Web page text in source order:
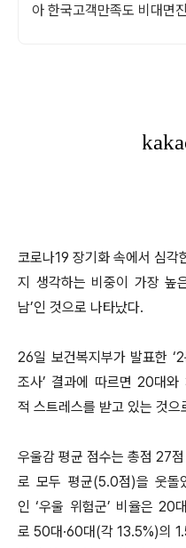
아 한국고객만족도 비대면
코로나19 장기화 속에서 심각
지 생각하는 비중이 가장 높
남’인 것으로 나타났다.
26일 보건복지부가 발표한
조사’ 결과에 따르면 20대
적 스트레스를 받고 있는 것으
우울감 평균 점수는 총점 27
로 모두 평균(5.0점)을 웃돌
인 ‘우울 위험군’ 비율은
로 50대·60대(각 13.5%)의